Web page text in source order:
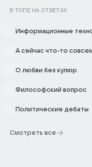
В ТОПЕ НА ОТВЕТАХ
Информационные
А сейчас что-то
О любви без купюр
Философский вопрос
Политические дебаты
Смотреть все